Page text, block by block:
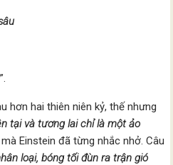
”.
hơn hai thiên niên kỷ, thế nhưng
tại và tương lai chỉ là một ảo
mà Einstein đã từng nhắc nhở. Câu
loại, bóng tối đùn ra trận gió